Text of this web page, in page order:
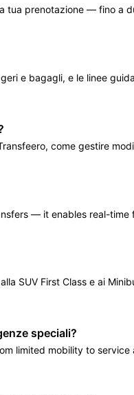
tua prenotazione — fino a
e bagagli, e le linee
come gestire
— it enables real-time
SUV First Class e ai
speciali?
limited mobility to